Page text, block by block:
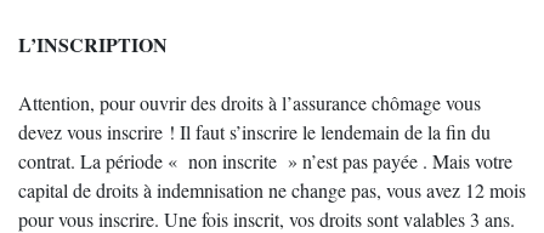
L’INSCRIPTION
Attention, pour ouvrir des droits à l’assurance chômage vous
devez vous inscrire ! Il faut s’inscrire le lendemain de la fin du
contrat. La période « non inscrite » n’est pas payée . Mais votre
capital de droits à indemnisation ne change pas, vous avez 12 mois
pour vous inscrire. Une fois inscrit, vos droits sont valables 3 ans.